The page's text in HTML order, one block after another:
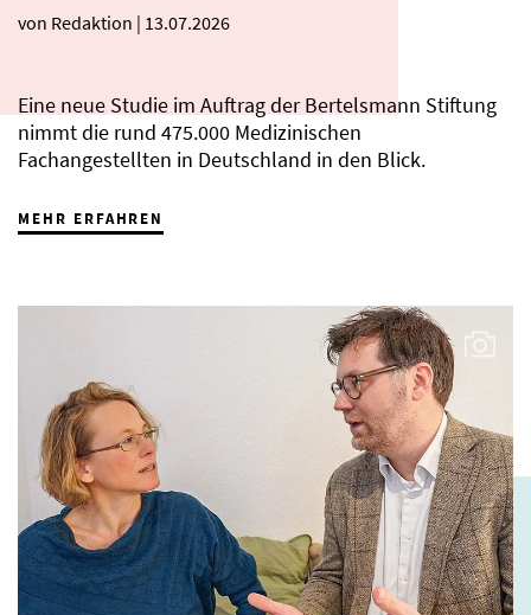
von Redaktion | 13.07.2026
Eine neue Studie im Auftrag der Bertelsmann Stiftung
nimmt die rund 475.000 Medizinischen
Fachangestellten in Deutschland in den Blick.
MEHR ERFAHREN